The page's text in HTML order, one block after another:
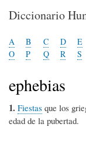
Diccionario
A B C D E
O
P Q R S
ephebias
1. Fiestas que los
edad de la pubertad.